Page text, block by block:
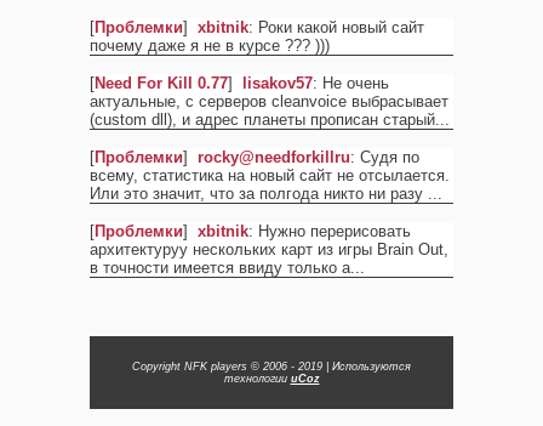
[Проблемки] xbitnik: Роки какой новый сайт
почему даже я не в курсе ??? )))
[Need For Kill 0.77] lisakov57: Не очень
актуальные, с серверов cleanvoice выбрасывает
(custom dll), и адрес планеты прописан старый...
[Проблемки] rocky@needforkillru: Судя по
всему, статистика на новый сайт не отсылается.
Или это значит, что за полгода никто ни разу ...
[Проблемки] xbitnik: Нужно перерисовать
архитектуруу нескольких карт из игры Brain Out,
в точности имеется ввиду только а...
Copyright NFK players © 2006 - 2019
Используются
технологии uCoz